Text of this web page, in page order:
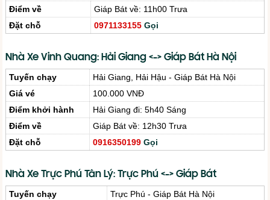
Điểm về
Giáp Bát về: 11h00 Trưa
Đặt chỗ
0971133155 Gọi
Nhà Xe Vinh Quang: Hải Giang <-> Giáp Bát Hà Nội
Tuyến chạy
Hải Giang, Hải Hậu - Giáp Bát Hà Nội
Giá vé
100.000 VNĐ
Điểm khởi hành
Hải Giang đi: 5h40 Sáng
Điểm về
Giáp Bát về: 12h30 Trưa
Đặt chỗ
0916350199 Gọi
Nhà Xe Trực Phú Tân Lý: Trực Phú <-> Giáp Bát
Tuyến chạy
Trực Phú - Giáp Bát Hà Nội